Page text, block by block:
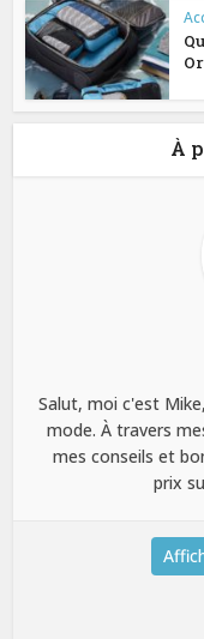
À
Salut, moi c'est
mode. À travers
mes conseils et
prix